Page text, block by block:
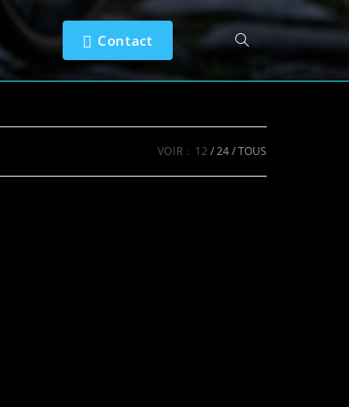
Contact
VOIR : 12 24 TOUS